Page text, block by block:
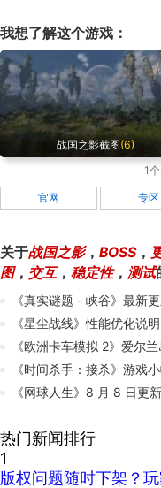
我想了解这个游戏：
战国之影截图(6)
1
官网 专区
关于战国之影， BOSS，
图， 交互， 稳定性， 测试
《真实谜题 - 峡谷》最新
《星尘战线》性能优化说明
《欧洲卡车模拟 2》爱尔
《时间杀手：接杀》游戏
《网球人生》8 月 8 日更
热门新闻排行
1
版权问题随时下架？